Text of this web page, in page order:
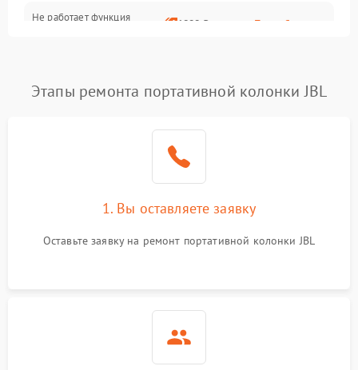
Не работает функция
1800 ₽ Подробнее →
Этапы ремонта портативной колонки JBL
1. Вы оставляете заявку
Оставьте заявку на ремонт портативной колонки JBL